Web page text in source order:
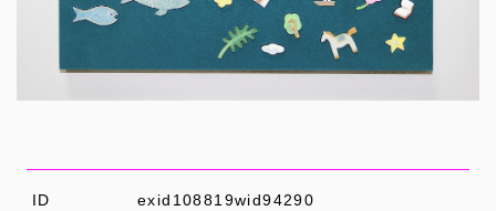
ID exid108819wid94290